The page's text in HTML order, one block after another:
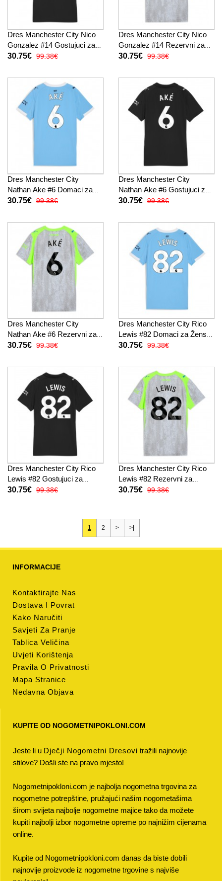
Dres Manchester City Nico
Gonzalez #14 Gostujuci za
Žensko 2025-26 Kratak
30.75€ 99.38€
Dres Manchester City Nico
Gonzalez #14 Rezervni za
Žensko 2025-26 Kratak
30.75€ 99.38€
Dres Manchester City
Nathan Ake #6 Domaci za
Žensko 2025-26 Kratak
30.75€ 99.38€
Dres Manchester City
Nathan Ake #6 Gostujuci za
Žensko 2025-26 Kratak
30.75€ 99.38€
Dres Manchester City
Nathan Ake #6 Rezervni za
Žensko 2025-26 Kratak
30.75€ 99.38€
Dres Manchester City Rico
Lewis #82 Domaci za Žensko
2025-26 Kratak Rukav
30.75€ 99.38€
Dres Manchester City Rico
Lewis #82 Gostujuci za
Žensko 2025-26 Kratak
30.75€ 99.38€
Dres Manchester City Rico
Lewis #82 Rezervni za
Žensko 2025-26 Kratak
30.75€ 99.38€
1 2 > >|
INFORMACIJE
Kontaktirajte Nas
Dostava I Povrat
Kako Naručiti
Savjeti Za Pranje
Tablica Veličina
Uvjeti Korištenja
Pravila O Privatnosti
Mapa Stranice
Nedavna Objava
KUPITE OD NOGOMETNIPOKLONI.COM
Jeste li u Dječji Nogometni Dresovi tražili najnovije
stilove? Došli ste na pravo mjesto!
Nogometnipokloni.com je najbolja nogometna trgovina za
nogometne potrepštine, pružajući našim nogometašima
širom svijeta najbolje nogometne majice tako da možete
kupiti najbolji izbor nogometne opreme po najnižim cijenama
online.
Kupite od Nogometnipokloni.com danas da biste dobili
najnovije proizvode iz nogometne trgovine s najviše